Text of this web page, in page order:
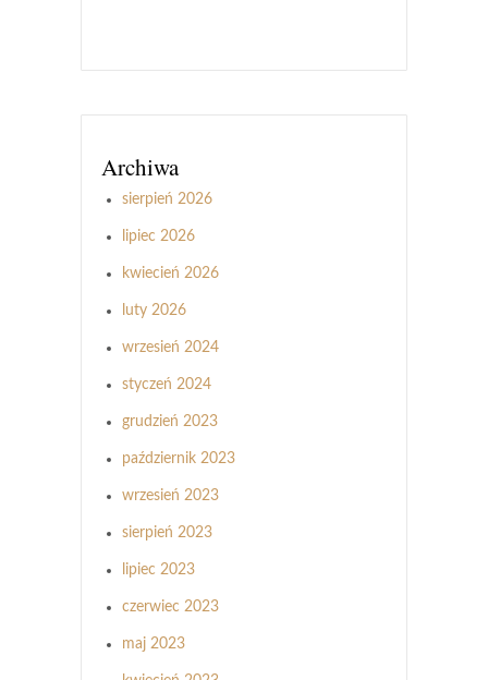
Archiwa
sierpień 2026
lipiec 2026
kwiecień 2026
luty 2026
wrzesień 2024
styczeń 2024
grudzień 2023
październik 2023
wrzesień 2023
sierpień 2023
lipiec 2023
czerwiec 2023
maj 2023